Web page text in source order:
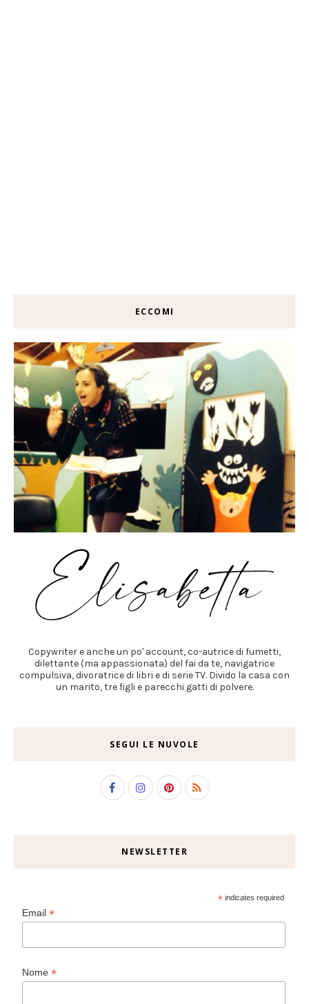
ECCOMI
Copywriter e anche un po' account, co-autrice di fumetti,
dilettante (ma appassionata) del fai da te, navigatrice
compulsiva, divoratrice di libri e di serie TV. Divido la casa con
un marito, tre figli e parecchi gatti di polvere.
SEGUI LE NUVOLE
NEWSLETTER
* indicates required
Email*
Nome*